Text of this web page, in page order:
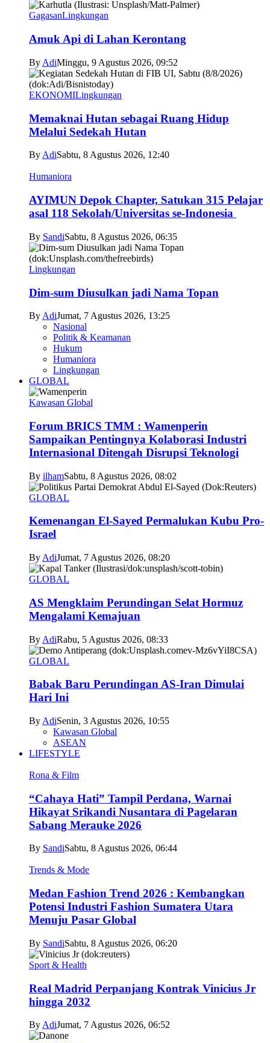
GagasanLingkungan
Amuk Api di Lahan Kerontang
By AdiMinggu, 9 Agustus 2026, 09:52
EKONOMILingkungan
Memaknai Hutan sebagai Ruang Hidup
Melalui Sedekah Hutan
By AdiSabtu, 8 Agustus 2026, 12:40
Humaniora
AYIMUN Depok Chapter, Satukan 315 Pelajar
asal 118 Sekolah/Universitas se-Indonesia
By SandiSabtu, 8 Agustus 2026, 06:35
Lingkungan
Dim-sum Diusulkan jadi Nama Topan
By AdiJumat, 7 Agustus 2026, 13:25
Nasional
Politik & Keamanan
Hukum
Humaniora
Lingkungan
GLOBAL
Kawasan Global
Forum BRICS TMM : Wamenperin
Sampaikan Pentingnya Kolaborasi Industri
Internasional Ditengah Disrupsi Teknologi
By ilhamSabtu, 8 Agustus 2026, 08:02
GLOBAL
Kemenangan El-Sayed Permalukan Kubu Pro-
Israel
By AdiJumat, 7 Agustus 2026, 08:20
GLOBAL
AS Mengklaim Perundingan Selat Hormuz
Mengalami Kemajuan
By AdiRabu, 5 Agustus 2026, 08:33
GLOBAL
Babak Baru Perundingan AS-Iran Dimulai
Hari Ini
By AdiSenin, 3 Agustus 2026, 10:55
Kawasan Global
ASEAN
LIFESTYLE
Rona & Film
“Cahaya Hati” Tampil Perdana, Warnai
Hikayat Srikandi Nusantara di Pagelaran
Sabang Merauke 2026
By SandiSabtu, 8 Agustus 2026, 06:44
Trends & Mode
Medan Fashion Trend 2026 : Kembangkan
Potensi Industri Fashion Sumatera Utara
Menuju Pasar Global
By SandiSabtu, 8 Agustus 2026, 06:20
Sport & Health
Real Madrid Perpanjang Kontrak Vinicius Jr
hingga 2032
By AdiJumat, 7 Agustus 2026, 06:52